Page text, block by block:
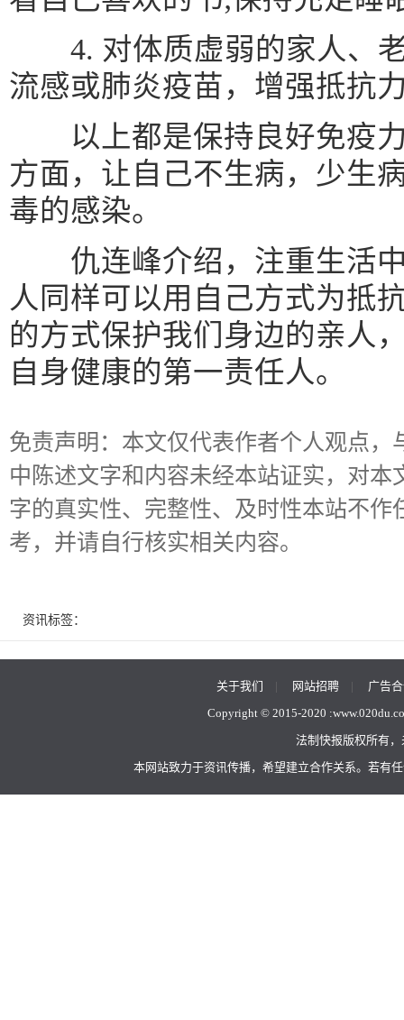
4. 对体质虚弱的家人、老
流感或肺炎疫苗，增强抵抗
以上都是保持良好免疫力
方面，让自己不生病，少生
毒的感染。
仇连峰介绍，注重生活中
人同样可以用自己方式为抵
的方式保护我们身边的亲人
自身健康的第一责任人。
免责声明：本文仅代表作者个人观点
中陈述文字和内容未经本站证实，对
字的真实性、完整性、及时性本站不
考，并请自行核实相关内容。
资讯标签：
关于我们 | 网站招聘| 广告
Copyright © 2015-2020 :
法制快报版权所有
本网站致力于资讯传播，希望建立合作关系。若有